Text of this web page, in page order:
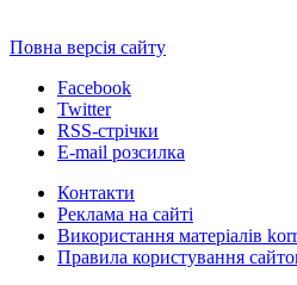
Повна версія сайту
Facebook
Twitter
RSS-стрічки
E-mail розсилка
Контакти
Реклама на сайті
Використання матеріалів
Правила користування